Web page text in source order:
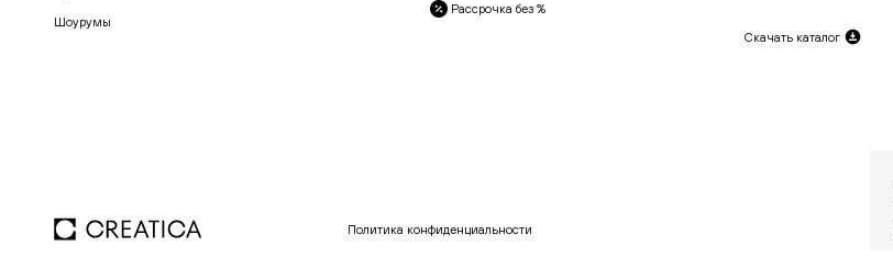
Шоурумы
Рассрочка без %
Скачать каталог
Политика конфиденциальности